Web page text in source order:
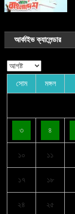
আর্কাইভ ক্যালেন্ডার
সোম মঙ্গল
৩ ৪
১০ ১১
১৭ ১৮
২৪ ২৫